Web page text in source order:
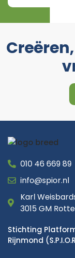
010 46 669 89
info@spior.nl
Karl
3015 GM
Stichting
Rijnmond